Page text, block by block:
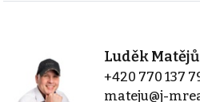
Luděk Matějů
+420 770 137
mateju@j-